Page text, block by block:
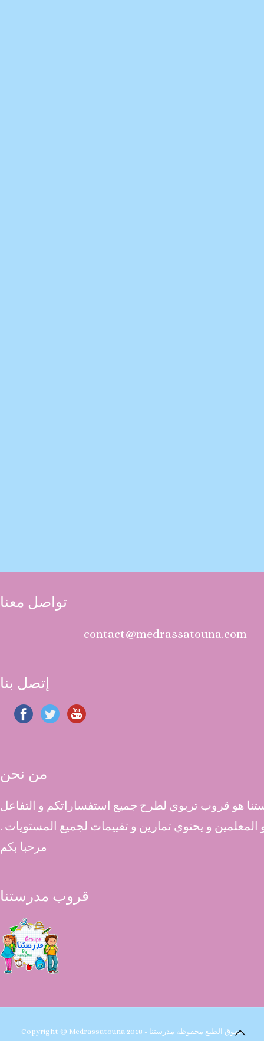
تواصل معنا
contact@medrassatouna.com
إتصل بنا
من نحن
هو قروب تربوي لطرح جميع استفساراتكم و التفاعل
و المعلمين و يحتوي تمارين و تقييمات لجميع المستويات .
مرحبا بكم
قروب مدرستنا
Copyright © Medrassatouna 2018 - حقوق الطبع محفوظة مدرستنا